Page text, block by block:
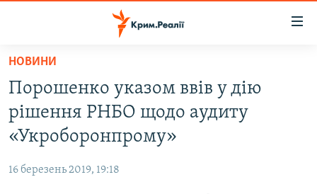
Перейти
основного
матеріалу
Перейти
до
основної
навігації
ВОДА.КРИМ
ВІДЕО ТА ФОТО
БЛОГИ
НОВИНИ
Порошенко указом ввів у дію
рішення РНБО щодо аудиту
«Укроборонпрому»
16 березень 2019, 19:18